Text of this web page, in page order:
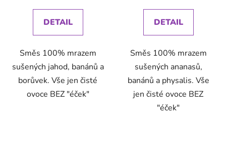
DETAIL
Směs 100% mrazem
sušených jahod, banánů a
borůvek. Vše jen čisté
ovoce BEZ "éček"
DETAIL
Směs 100% mrazem
sušených ananasů,
banánů a physalis. Vše
jen čisté ovoce BEZ
"éček"